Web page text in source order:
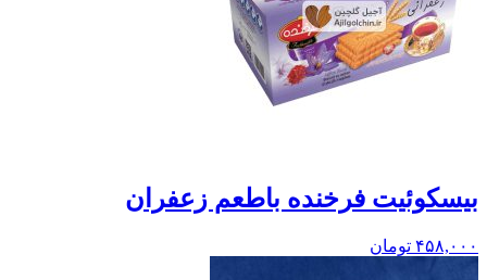
بيسکوئيت فرخنده باطعم زعفران
۴۵۸,۰۰۰ تومان